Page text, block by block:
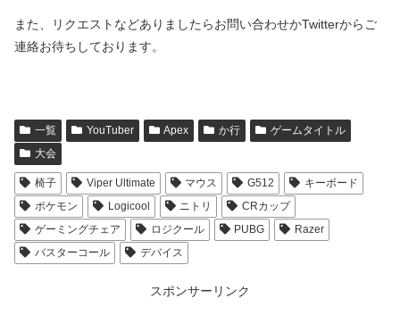
また、リクエストなどありましたらお問い合わせかTwitterからご
連絡お待ちしております。
一覧 YouTuber Apex か行
ゲームタイトル
大会
椅子 Viper Ultimate マウス G512
キーボード
ポケモン
Logicool ニトリ
CRカップ
ゲーミングチェア
ロジクール PUBG
Razer
バスターコール
デバイス
スポンサーリンク